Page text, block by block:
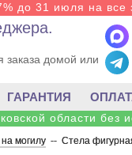
до 31 июля на все
домой или
ГАРАНТИЯ
области без
могилу -- Стела